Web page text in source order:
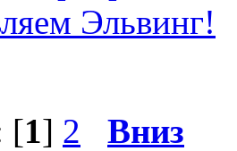
Эльвинг!
[1] 2 Вниз